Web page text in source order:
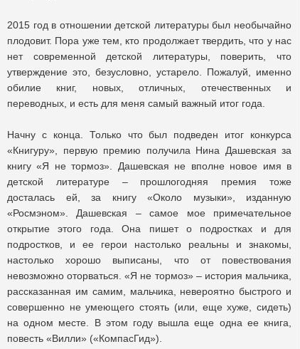
2015 год в отношении детской литературы был необычайно
плодовит. Пора уже тем, кто продолжает твердить, что у нас
нет современной детской литературы, поверить, что
утверждение это, безусловно, устарело. Пожалуй, именно
обилие книг, новых, отличных, отечественных и
переводных, и есть для меня самый важный итог года.
Начну с конца. Только что был подведен итог конкурса
«Книгуру», первую премию получила Нина Дашевская за
книгу «Я не тормоз». Дашевская не вполне новое имя в
детской литературе – прошлогодняя премия тоже
досталась ей, за книгу «Около музыки», изданную
«Росмэном». Дашевская – самое мое примечательное
открытие этого года. Она пишет о подростках и для
подростков, и ее герои настолько реальны и знакомы,
настолько хорошо выписаны, что от повествования
невозможно оторваться. «Я не тормоз» – история мальчика,
рассказанная им самим, мальчика, невероятно быстрого и
совершенно не умеющего стоять (или, еще хуже, сидеть)
на одном месте. В этом году вышла еще одна ее книга,
повесть «Вилли» («КомпасГид»).